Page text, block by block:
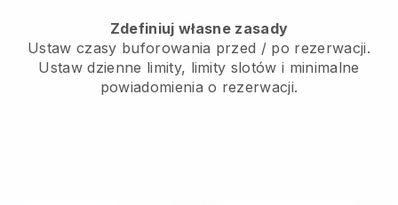
Zdefiniuj własne zasady
Ustaw czasy buforowania przed / po rezerwacji.
Ustaw dzienne limity, limity slotów i minimalne
powiadomienia o rezerwacji.